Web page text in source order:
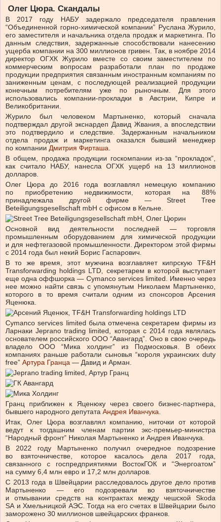
Олег Цюра. Скандалы
В 2017 году НАБУ задержало председателя правления
“Объединенной горно-химической компании” Руслана Журило,
его заместителя и начальника отдела продаж и маркетинга. По
данным следствия, задержанные способствовали нанесению
ущерба компании на 300 миллионов гривен. Так, в ноябре 2014
директор ОГХК Журило вместе со своим заместителем по
коммерческим вопросам разработали план по продаже
продукции предприятия связанным иностранным компаниям по
заниженным ценам, с последующей реализацией продукции
конечным потребителям уже по рыночным. Для этого
использовались компании-прокладки в Австрии, Кипре и
Великобритании.
Журило был человеком Мартыненко, который сначала
подтверждал другой экснардеп Давид Жвания, а впоследствии
это подтвердило и следствие. Задержанным начальником
отдела продаж и маркетинга оказался бывший менеджер
по компании Дмитрия Фирташа
В общем, продажа продукции госкомпании из-за “прокладок”,
как считало НАБУ, нанесла ОГХК ущерб на 13 миллионов
долларов.
Олег Цюра до 2016 года возглавлял немецкую компанию
по приобретению недвижимости, которая на 88%
принадлежала другой фирме — Street Tree
Beteiligungsgesellschaft mbH с офисом в Кельне.
Основной вид деятельности последней — торговля
промышленным оборудованием для химической продукции
и для нефтегазовой промышленности. Директором этой фирмы
с 2014 года был некий Борис Гаспарович.
В то же время, этот мужчина возглавляет кипрскую TF&H
Transforwarding holdings LTD, секретарем в которой выступает
еще одна оффшорка — Cymanco services limited. Именно через
нее можно найти связь с упомянутым Николаем Мартыненко,
которого в то время считали одним из спонсоров Арсения
Яценюка.
Cymanco services limited была отмечена секретарем фирмы из
Ларнаки Jeprano trading limited, которая с 2014 года являлась
основателем российского ООО “Авангард”. Оно в свою очередь
владело ООО “Мика холдинг” из Подмосковья. В обеих
компаниях раньше работали сыновья “короля украинских duty
free” Артура Гранца — Давид и Арман.
Гранц приближен к Яценюку через своего бизнес-партнера,
бывшего народного депутата Андрея Иванчука
Итак, Олег Цюра возглавлял компанию, ниточки от которой
ведут к тогдашним членам партии экс-премьер-министра
“Народный фронт” Николая Мартыненко и Андрея Иванчука.
В 2022 году Мартыненко получил очередное подозрение
во взяточничестве, которое касалось дела 2017 года,
связанного с госпредприятиями ВостокГОК и “Энергоатом”
на сумму 6,4 млн евро и 17,2 млн долларов.
С 2013 года в Швейцарии расследовалось другое дело против
Мартыненко — его подозревали во взяточничестве
и отмывании средств на контрактах между чешской Skoda
SA и Хмельницкой АЭС. Тогда на его счетах в Швейцарии было
заморожено 30 миллионов швейцарских франков.